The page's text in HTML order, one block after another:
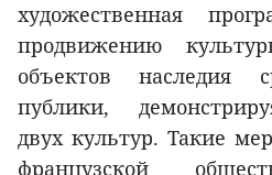
художественная
продвижению
объектов наследия
публики,
двух культур. Такие
французской